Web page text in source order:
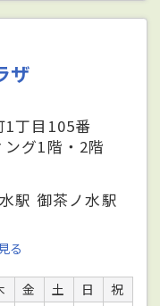
ザ
丁目105番
グ1階・2階
駅 御茶ノ水駅
る
金 土 日
祝